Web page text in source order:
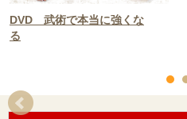
DVD 武術で本当に強くな
る